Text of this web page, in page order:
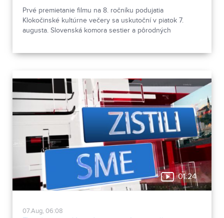
Prvé premietanie filmu na 8. ročníku podujatia
Klokočinské kultúrne večery sa uskutoční v piatok 7.
augusta. Slovenská komora sestier a pôrodných
01:24
07.Aug, 06:08